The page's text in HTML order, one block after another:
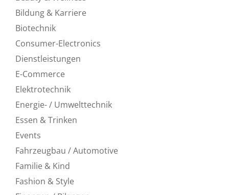
Bildung & Karriere
Biotechnik
Consumer-Electronics
Dienstleistungen
E-Commerce
Elektrotechnik
Energie- / Umwelttechnik
Essen & Trinken
Events
Fahrzeugbau / Automotive
Familie & Kind
Fashion & Style